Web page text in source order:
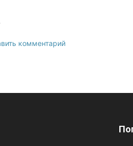
комментарий